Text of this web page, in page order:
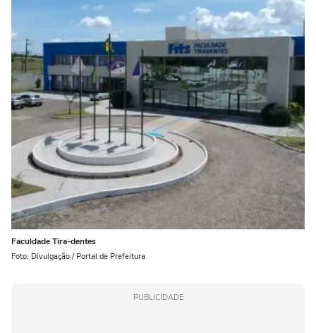
Faculdade Tira-dentes
Foto: Divulgação / Portal de Prefeitura
PUBLICIDADE